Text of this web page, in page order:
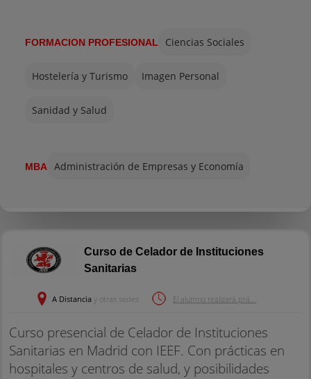
FORMACION PROFESIONAL Ciencias Sociales
Hostelería y Turismo Imagen Personal
Sanidad y Salud
MBA Administración de Empresas y Economía
Curso de Celador de Instituciones
Sanitarias
A Distancia y otras sedes El alumno realizará prá...
Curso presencial de Celador de Instituciones
Sanitarias en Madrid con IEEF. Con prácticas en
hospitales y centros de salud, y posibilidades